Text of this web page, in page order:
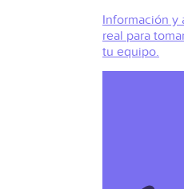
Información y
real para
tu equipo.